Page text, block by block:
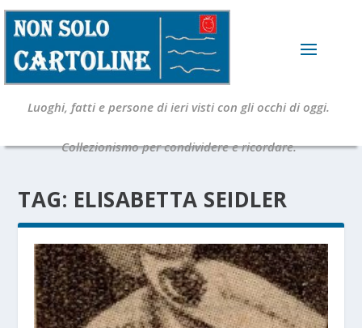
Luoghi, fatti e persone di ieri visti con gli occhi di oggi.
Collezionismo per condividere e ricordare.
TAG: ELISABETTA SEIDLER